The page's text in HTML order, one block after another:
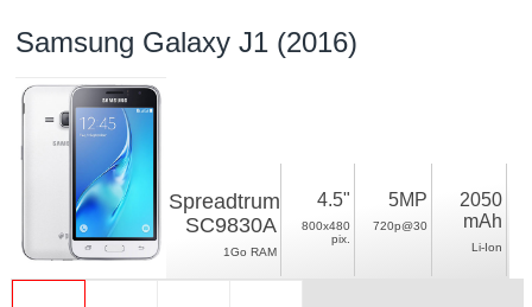
Samsung Galaxy J1 (2016)
Spreadtrum
SC9830A
1Go RAM
4.5"
800x480
pix.
5MP
720p@30
2050
mAh
Li-Ion